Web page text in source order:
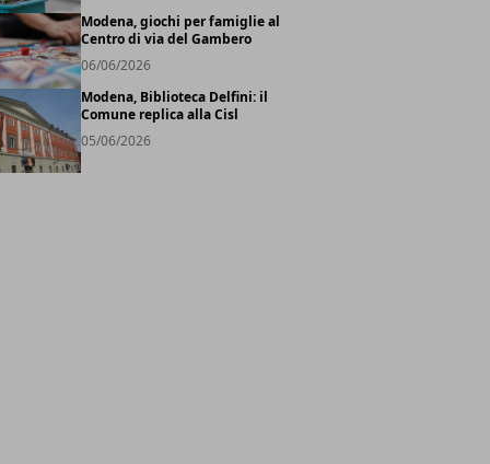
Modena, giochi per famiglie al
Centro di via del Gambero
06/06/2026
Modena, Biblioteca Delfini: il
Comune replica alla Cisl
05/06/2026